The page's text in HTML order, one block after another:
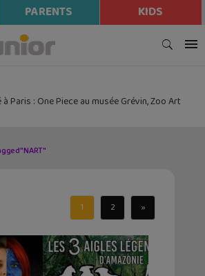
PARENTS KIDS
Paris : One Piece au musée Grévin, Zoo Art
"NART"
1 2 »